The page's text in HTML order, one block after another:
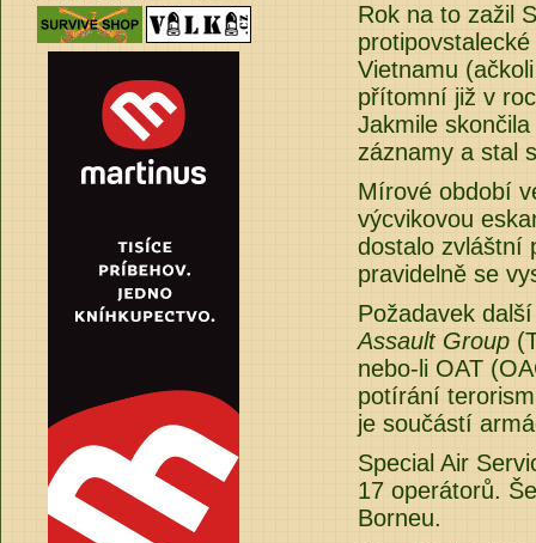
Rok na to zažil
Vietnamu
přítomní již v
Jakmile
záznamy a stal
Mírové období
výcvikovou
dostalo zvláštní
pravidelně se
Požadavek
Assault Group
nebo-li OAT
potírání
je součástí
Special Air
17 operátorů.
Borneu.